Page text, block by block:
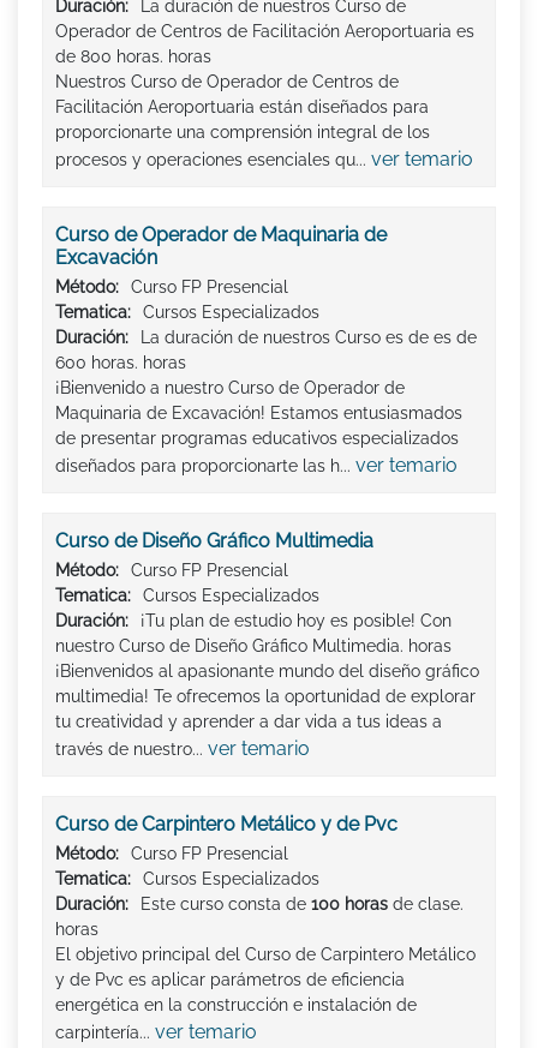
Duración:
La duración de nuestros Curso de
Operador de Centros de Facilitación Aeroportuaria es
de 800 horas. horas
Nuestros Curso de Operador de Centros de
Facilitación Aeroportuaria están diseñados para
proporcionarte una comprensión integral de los
procesos y operaciones esenciales qu... ver temario
Curso de Operador de Maquinaria de
Excavación
Método:
Curso FP Presencial
Tematica:
Cursos Especializados
Duración:
La duración de nuestros Curso es de es de
600 horas. horas
¡Bienvenido a nuestro Curso de Operador de
Maquinaria de Excavación! Estamos entusiasmados
de presentar programas educativos especializados
diseñados para proporcionarte las h... ver temario
Curso de Diseño Gráfico Multimedia
Método:
Curso FP Presencial
Tematica:
Cursos Especializados
Duración:
¡Tu plan de estudio hoy es posible! Con
nuestro Curso de Diseño Gráfico Multimedia. horas
¡Bienvenidos al apasionante mundo del diseño gráfico
multimedia! Te ofrecemos la oportunidad de explorar
tu creatividad y aprender a dar vida a tus ideas a
través de nuestro... ver temario
Curso de Carpintero Metálico y de Pvc
Método:
Curso FP Presencial
Tematica:
Cursos Especializados
Duración:
Este curso consta de 100 horas de clase.
horas
El objetivo principal del Curso de Carpintero Metálico
y de Pvc es aplicar parámetros de eficiencia
energética en la construcción e instalación de
carpintería... ver temario